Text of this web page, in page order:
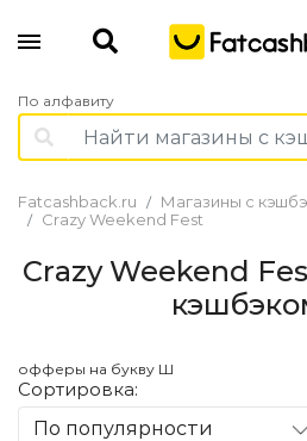
По алфавиту
Fatcashback.ru
Магазины с
Crazy Weekend Fest
Crazy Weekend
офферы на букву Ш
Сортировка:
По популярности